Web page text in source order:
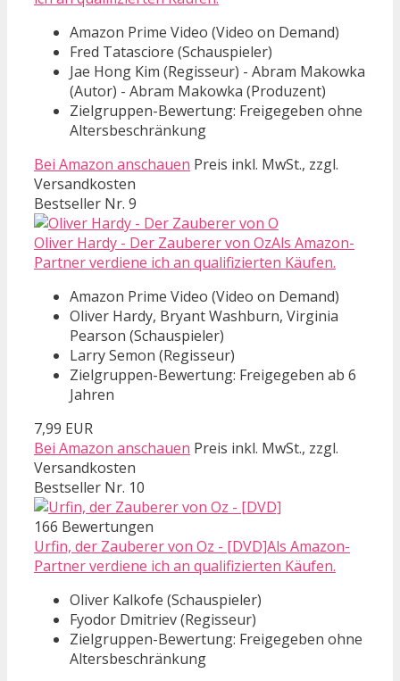
Amazon Prime Video (Video on Demand)
Fred Tatasciore (Schauspieler)
Jae Hong Kim (Regisseur) - Abram Makowka
(Autor) - Abram Makowka (Produzent)
Zielgruppen-Bewertung: Freigegeben ohne
Altersbeschränkung
Bei Amazon anschauen Preis inkl. MwSt., zzgl.
Versandkosten
Bestseller Nr. 9
Oliver Hardy - Der Zauberer von OzAls Amazon-
Partner verdiene ich an qualifizierten Käufen.
Amazon Prime Video (Video on Demand)
Oliver Hardy, Bryant Washburn, Virginia
Pearson (Schauspieler)
Larry Semon (Regisseur)
Zielgruppen-Bewertung: Freigegeben ab 6
Jahren
7,99 EUR
Bei Amazon anschauen Preis inkl. MwSt., zzgl.
Versandkosten
Bestseller Nr. 10
166 Bewertungen
Urfin, der Zauberer von Oz - [DVD]Als Amazon-
Partner verdiene ich an qualifizierten Käufen.
Oliver Kalkofe (Schauspieler)
Fyodor Dmitriev (Regisseur)
Zielgruppen-Bewertung: Freigegeben ohne
Altersbeschränkung